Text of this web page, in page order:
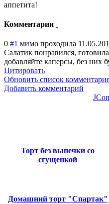
аппетита!
Комментарии
0 #1 мимо проходила
Салатик понравился,
добавляйте каперсы, без них
Цитировать
Обновить список
Добавить комментарий
Торт без выпечки со
сгущенкой
Домашний торт "Спартак"